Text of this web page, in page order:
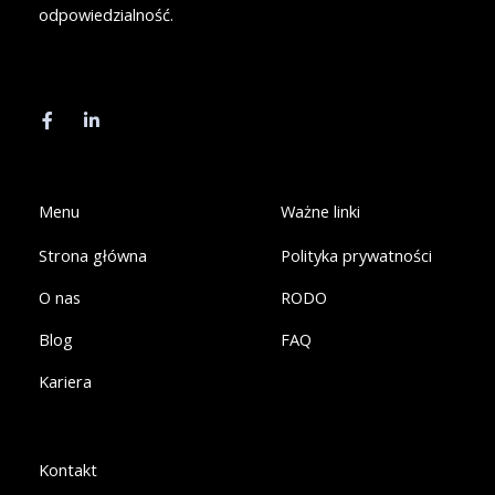
odpowiedzialność.
c
e
k
n
n
Menu
Strona główna
O nas
Blog
Kariera
Ważne linki
Polityka prywatności
RODO
FAQ
Kontakt